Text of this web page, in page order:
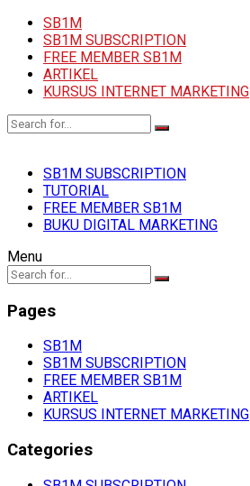
SB1M
SB1M SUBSCRIPTION
FREE MEMBER SB1M
ARTIKEL
KURSUS INTERNET MARKETING
SB1M SUBSCRIPTION
TUTORIAL
FREE MEMBER SB1M
BUKU DIGITAL MARKETING
Menu
Pages
SB1M
SB1M SUBSCRIPTION
FREE MEMBER SB1M
ARTIKEL
KURSUS INTERNET MARKETING
Categories